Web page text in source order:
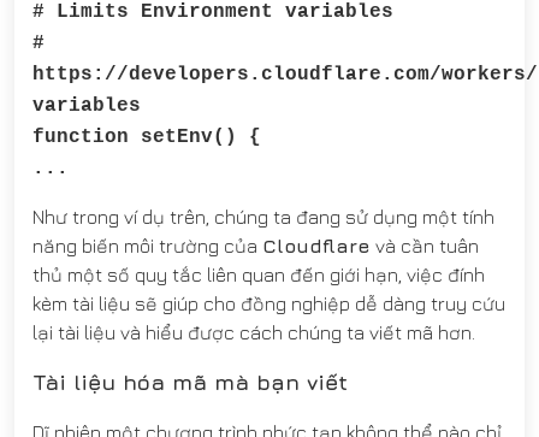
# Limits Environment variables
#
https://developers.cloudflare.com/
variables
function setEnv() {
...
Như trong ví dụ trên, chúng ta đang sử dụng một tính
năng biến môi trường của Cloudflare và cần tuân
thủ một số quy tắc liên quan đến giới hạn, việc đính
kèm tài liệu sẽ giúp cho đồng nghiệp dễ dàng truy cứu
lại tài liệu và hiểu được cách chúng ta viết mã hơn.
Tài liệu hóa mã mà bạn viết
Dĩ nhiên một chương trình phức tạp không thể nào chỉ